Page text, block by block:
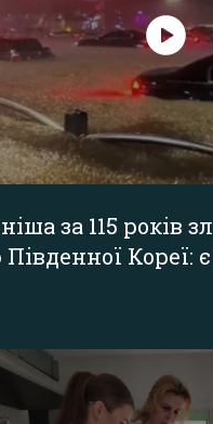
за 115 років
Кореї: